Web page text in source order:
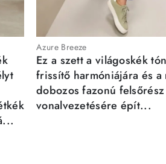
Azure Breeze
Ez a szett a világoskék
frissítő harmóniájára és a
dobozos fazonú
vonalvezetésére épít...